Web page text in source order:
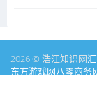
2026 © 浩江知识网
东方游戏网八零商务